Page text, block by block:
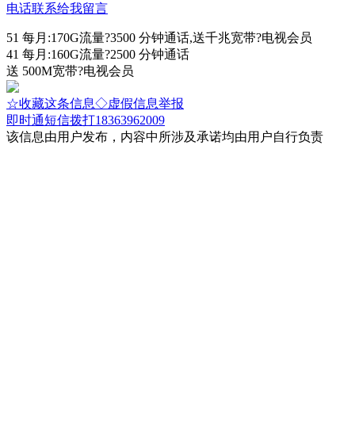
电话联系给我留言
51 每月:170G流量?3500 分钟通话,送千兆宽带?电视会员
41 每月:160G流量?2500 分钟通话
送 500M宽带?电视会员
☆收藏这条信息◇虚假信息举报
即时通短信拨打18363962009
该信息由用户发布，内容中所涉及承诺均由用户自行负责